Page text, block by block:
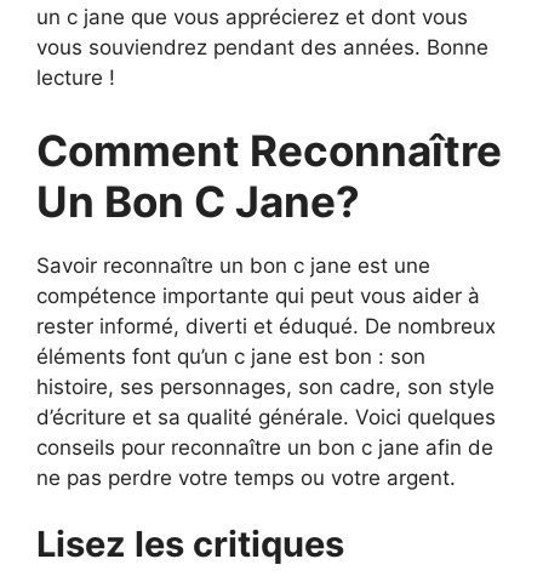
un c jane que vous apprécierez et dont vous
vous souviendrez pendant des années. Bonne
lecture !
Comment Reconnaître
Un Bon C Jane?
Savoir reconnaître un bon c jane est une
compétence importante qui peut vous aider à
rester informé, diverti et éduqué. De nombreux
éléments font qu’un c jane est bon : son
histoire, ses personnages, son cadre, son style
d’écriture et sa qualité générale. Voici quelques
conseils pour reconnaître un bon c jane afin de
ne pas perdre votre temps ou votre argent.
Lisez les critiques